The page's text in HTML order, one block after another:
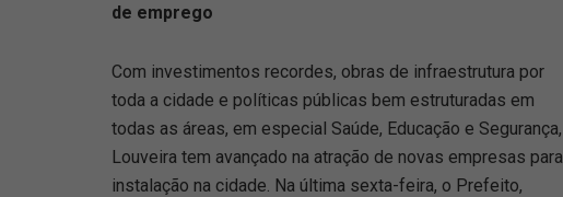
de emprego
Com investimentos recordes, obras de infraestrutura por
toda a cidade e políticas públicas bem estruturadas em
todas as áreas, em especial Saúde, Educação e Segurança,
Louveira tem avançado na atração de novas empresas para
instalação na cidade. Na última sexta-feira, o Prefeito,